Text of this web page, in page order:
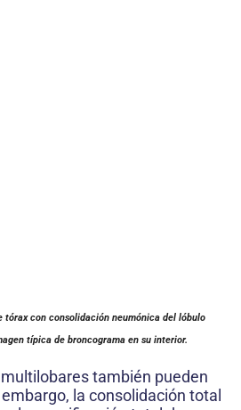
tórax con consolidación neumónica del lóbulo
típica de broncograma en su interior.
también pueden
la consolidación total